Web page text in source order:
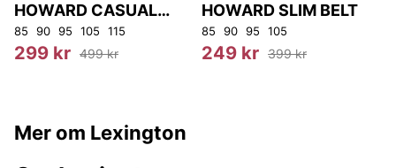
HOWARD CASUAL
BELT
85 90 95 105 115
299 kr 499 kr
HOWARD SLIM BELT
85 90 95 105
249 kr 399 kr
Mer om Lexington